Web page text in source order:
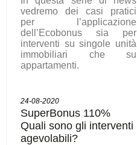
vedremo dei casi pratici
per l’applicazione
dell’Ecobonus sia per
interventi su singole unità
immobiliari che su
appartamenti.
24-08-2020
SuperBonus 110%
Quali sono gli interventi
agevolabili?